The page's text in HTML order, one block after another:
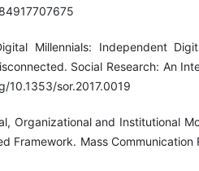
Millennials: Independent
Social Research: An
sor.2017.0019
Organizational and Institutional
Framework. Mass Communication